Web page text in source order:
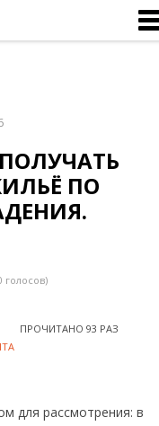
ПО
голосов)
ПРОЧИТАНО 93 РАЗ
для рассмотрения: в